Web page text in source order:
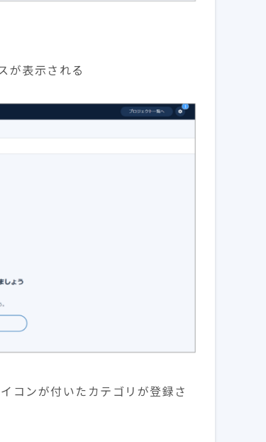
が表示される
コンが付いたカテゴリが登録さ